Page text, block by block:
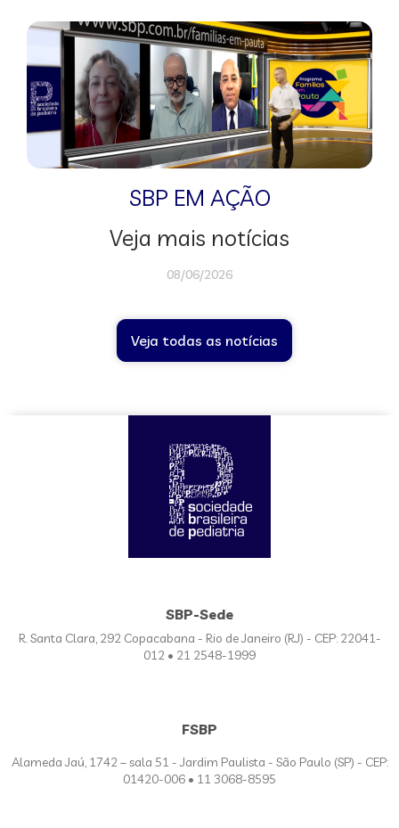
SBP EM AÇÃO
Veja mais notícias
08/06/2026
Veja todas as notícias
SBP-Sede
R. Santa Clara, 292 Copacabana - Rio de Janeiro (RJ) - CEP: 22041-
012 • 21 2548-1999
FSBP
Alameda Jaú, 1742 – sala 51 - Jardim Paulista - São Paulo (SP) - CEP:
01420-006 • 11 3068-8595